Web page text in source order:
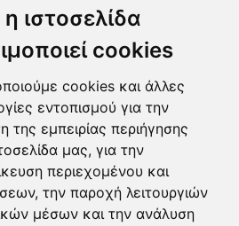
ιστοσελίδα
cookies
cookies και άλλες
εντοπισμού για την
της εμπειρίας περιήγησης
μας, για την
περιεχομένου και
την παροχή λειτουργιών
μέσων και την ανάλυση
09:00-14.00 18.00-21:00
Diving | Fishing Equipment - Dikelas.gr